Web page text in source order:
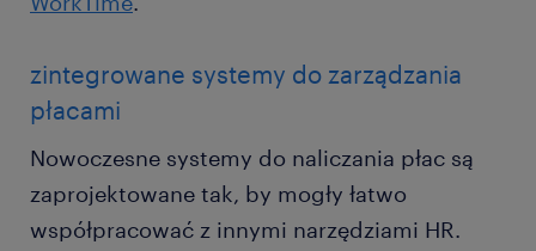
zintegrowane systemy do zarządzania
płacami
Nowoczesne systemy do naliczania płac są
zaprojektowane tak, by mogły łatwo
współpracować z innymi narzędziami HR.